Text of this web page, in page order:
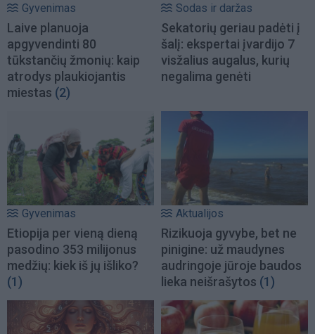
Gyvenimas
Laive planuoja
apgyvendinti 80
tūkstančių žmonių: kaip
atrodys plaukiojantis
miestas (2)
Sodas ir daržas
Sekatorių geriau padėti į
šalį: ekspertai įvardijo 7
visžalius augalus, kurių
negalima genėti
Gyvenimas
Etiopija per vieną dieną
pasodino 353 milijonus
medžių: kiek iš jų išliko?
(1)
Aktualijos
Rizikuoja gyvybe, bet ne
pinigine: už maudynes
audringoje jūroje baudos
lieka neišrašytos (1)